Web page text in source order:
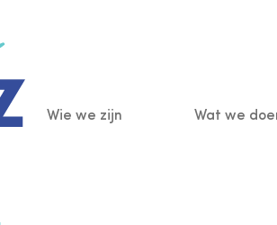
Main
Wie we zijn Wat we